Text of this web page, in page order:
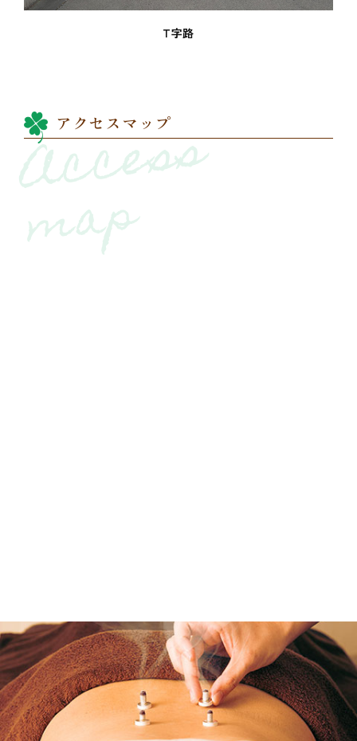
T字路
アクセスマップ
A
c
c
e
s
s
m
a
p